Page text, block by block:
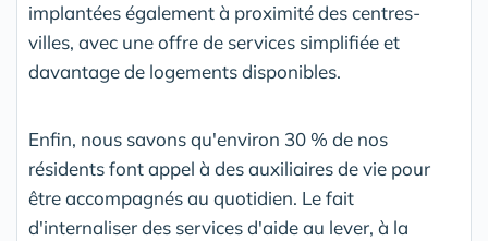
implantées également à proximité des centres-
villes, avec une offre de services simplifiée et
davantage de logements disponibles.
Enfin, nous savons qu'environ 30 % de nos
résidents font appel à des auxiliaires de vie pour
être accompagnés au quotidien. Le fait
d'internaliser des services d'aide au lever, à la